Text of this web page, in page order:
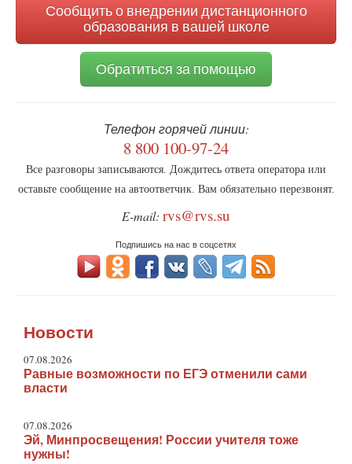
Сообщить о внедрении дистанционного
образования в вашей школе
Обратиться за помощью
Телефон горячей линии:
8 800 100-97-24
Все разговоры записываются. Дождитесь ответа оператора или
оставьте сообщение на автоответчик. Вам обязательно перезвонят.
E-mail: rvs@rvs.su
Подпишись на нас в соцсетях
Новости
07.08.2026
Равные возможности по ЕГЭ отменили сами
власти
07.08.2026
Эй, Минпросвещения! России учителя тоже
нужны!